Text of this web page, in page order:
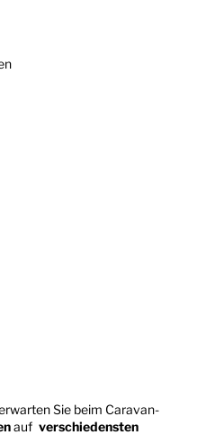
Sie beim Caravan-
auf verschiedensten